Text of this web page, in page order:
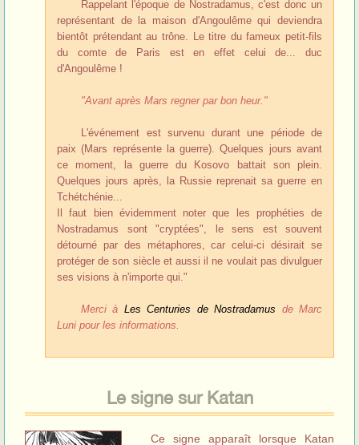
Rappelant l'époque de Nostradamus, c'est donc un
représentant de la maison d'Angoulême qui deviendra
bientôt prétendant au trône. Le titre du fameux petit-fils
du comte de Paris est en effet celui de... duc
d'Angoulême !
"Avant après Mars regner par bon heur."
L'événement est survenu durant une période de
paix (Mars représente la guerre). Quelques jours avant
ce moment, la guerre du Kosovo battait son plein.
Quelques jours après, la Russie reprenait sa guerre en
Tchétchénie...
Il faut bien évidemment noter que les prophéties de
Nostradamus sont "cryptées", le sens est souvent
détourné par des métaphores, car celui-ci désirait se
protéger de son siècle et aussi il ne voulait pas divulguer
ses visions à n'importe qui."
Merci à Les Centuries de Nostradamus de Marc
Luni pour les informations.
Le signe sur Katan
Ce signe apparaît lorsque Katan